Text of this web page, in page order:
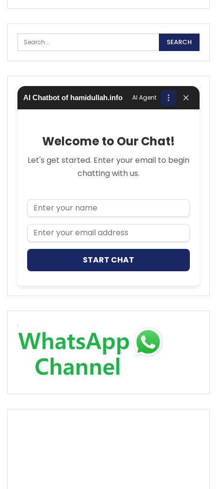
AI Chatbot of hamidullah.info AI Agent
Welcome to Our Chat!
Let's get started. Enter your email to begin
chatting with us.
Name
Email Address
START CHAT